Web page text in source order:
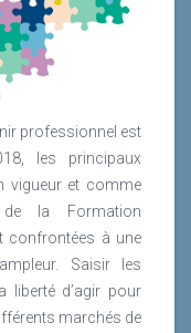
la nouveauté ?
dans lequel
une expérience.
de Qualité»
prestataires de
nationale
professionnel est
les principaux
vigueur et comme
la Formation
confrontées à une
Saisir les
liberté d’agir pour
marchés de